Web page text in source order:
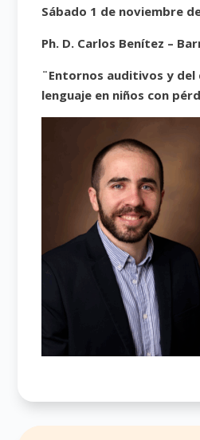
Sábado 1 de noviembre
Ph. D. Carlos Benítez –
¨Entornos auditivos y
lenguaje en niños con